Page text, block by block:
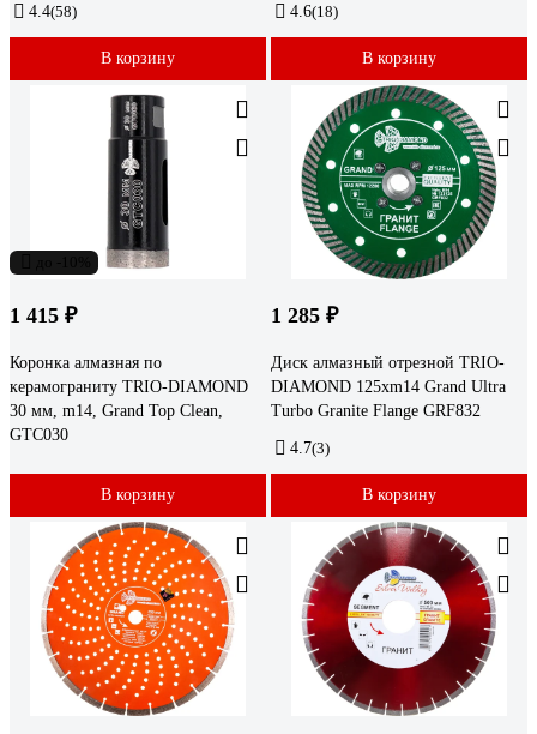
4.4(58)
В корзину
4.6(18)
В корзину
1 415 ₽
Коронка алмазная по
керамограниту TRIO-DIAMOND
30 мм, m14, Grand Top Clean,
GTC030
В корзину
1 285 ₽
Диск алмазный отрезной TRIO-
DIAMOND 125xm14 Grand Ultra
Turbo Granite Flange GRF832
4.7(3)
В корзину